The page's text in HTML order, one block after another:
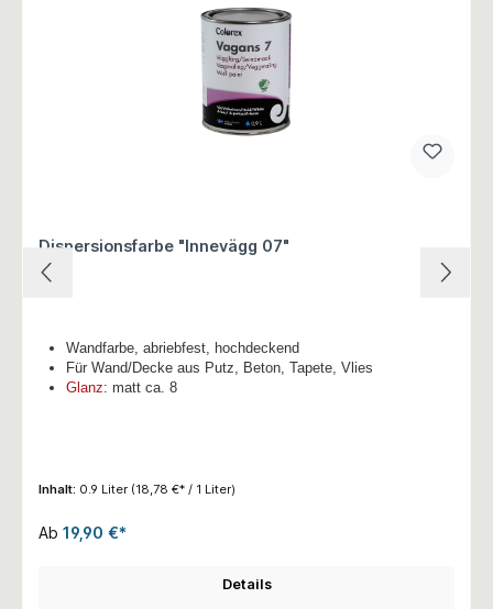
Dispersionsfarbe "Innevägg 07"
Wandfarbe, abriebfest, hochdeckend
Für Wand/Decke aus Putz, Beton, Tapete, Vlies
Glanz: matt ca. 8
Inhalt: 0.9 Liter (18,78 €* / 1 Liter)
Ab 19,90 €*
Details